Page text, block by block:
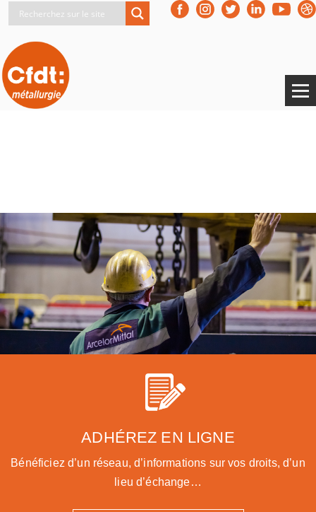
ADHÉREZ EN LIGNE
Bénéficiez d’un réseau, d’informations sur vos droits, d’un
lieu d’échange…